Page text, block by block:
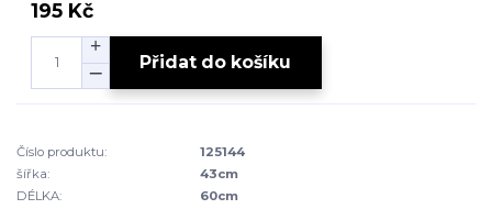
195 Kč
Přidat do košíku
Číslo produktu:
125144
šířka:
43cm
DÉLKA:
60cm